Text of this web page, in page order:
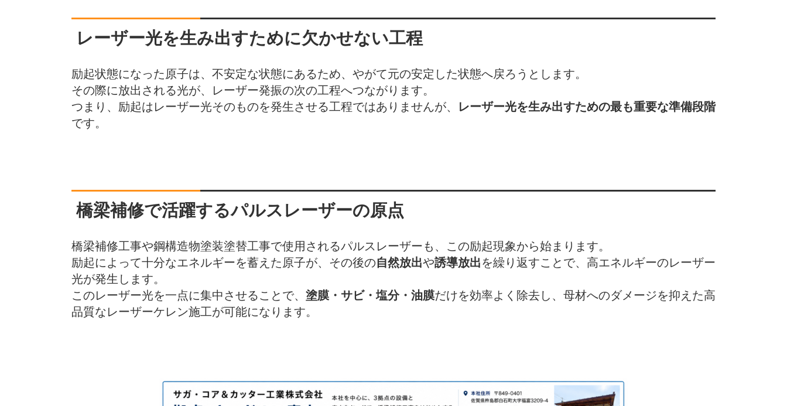
レーザー光を生み出すために欠かせない工程
励起状態になった原子は、不安定な状態にあるため、やがて元の安定した状態へ戻ろうとします。
その際に放出される光が、レーザー発振の次の工程へつながります。
つまり、励起はレーザー光そのものを発生させる工程ではありませんが、
レーザー光を生み出すための最も重要な準備段階
です。
橋梁補修で活躍するパルスレーザーの原点
橋梁補修工事や鋼構造物塗装塗替工事で使用されるパルスレーザーも、この励起現象から始まります。
励起によって十分なエネルギーを蓄えた原子が、その後の自然放出や誘導放出を繰り返すことで、高エネルギーのレーザー
光が発生します。
このレーザー光を一点に集中させることで、 塗膜・サビ・塩分・油膜だけを効率よく除去し、母材へのダメージを抑えた高
品質なレーザーケレン施工が可能になります。